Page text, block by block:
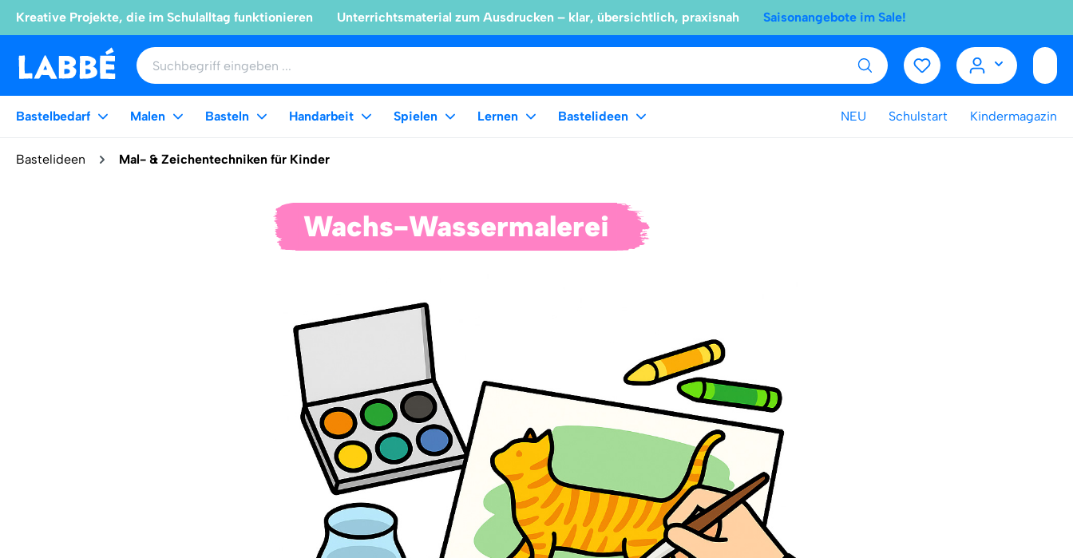
Kreative Projekte, die im Schulalltag funktionieren Unterrichtsmaterial zum Ausdrucken – klar, übersichtlich, praxisnah Saisonangebote im Sale!
Bastelbedarf Malen Basteln Handarbeit Spielen Lernen Bastelideen NEU Schulstart Kindermagazin
Bastelideen Mal- & Zeichentechniken für Kinder
Wachs-Wassermalerei